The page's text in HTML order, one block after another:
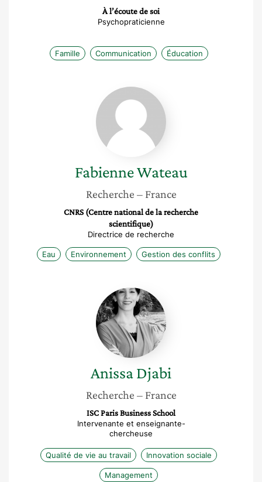
À l’écoute de soi
Psychopraticienne
Famille Communication Éducation
Fabienne
Wateau
FabienneWateau
Recherche – France
CNRS (Centre national de la recherche
scientifique)
Directrice de recherche
Eau Environnement Gestion des conflits
Anissa
Djabi
AnissaDjabi
Recherche – France
ISC Paris Business School
Intervenante et enseignante-
chercheuse
Qualité de vie au travail Innovation sociale
Management